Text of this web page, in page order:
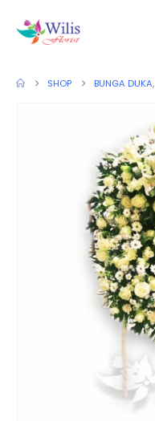
SHOP BUNGA DUKA,